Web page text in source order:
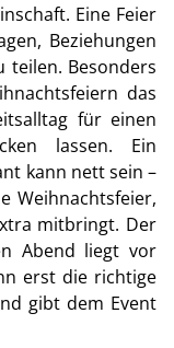
Eine Feier
Beziehungen
teilen. Besonders
das
für einen
lassen. Ein
kann nett sein –
Weihnachtsfeier,
mitbringt. Der
Abend liegt vor
erst die richtige
gibt dem Event